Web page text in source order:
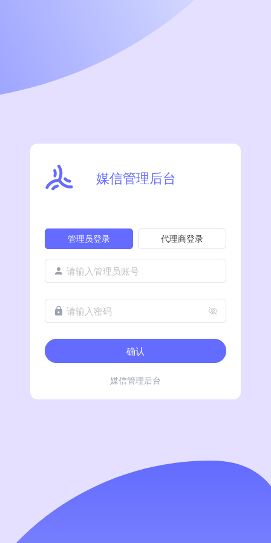
媒信管理后台
管理员登录 代理商登录
请输入管理员账号
请输入密码
确认
媒信管理后台